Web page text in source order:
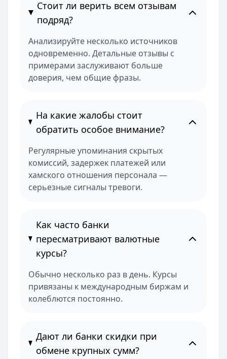
Стоит ли верить всем отзывам
подряд?
Анализируйте несколько источников
одновременно. Детальные отзывы с
примерами заслуживают больше
доверия, чем общие фразы.
На какие жалобы стоит
обратить особое внимание?
Регулярные упоминания скрытых
комиссий, задержек платежей или
хамского отношения персонала —
серьезные сигналы тревоги.
Как часто банки
пересматривают валютные
курсы?
Обычно несколько раз в день. Курсы
привязаны к международным биржам и
колеблются постоянно.
Дают ли банки скидки при
обмене крупных сумм?